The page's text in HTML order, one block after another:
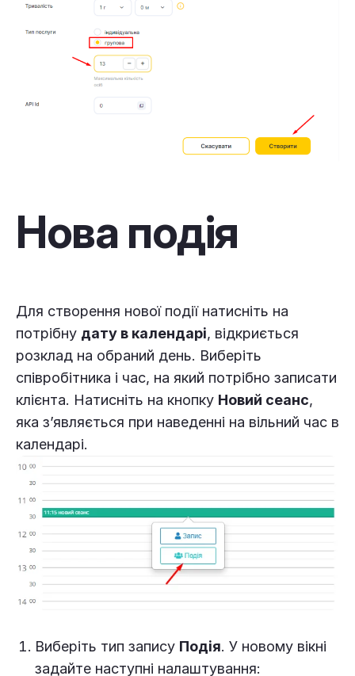
Нова подія
Для створення нової події натисніть на
потрібну дату в календарі, відкриється
розклад на обраний день. Виберіть
співробітника і час, на який потрібно записати
клієнта. Натисніть на кнопку Новий сеанс,
яка з’являється при наведенні на вільний час в
календарі.
Виберіть тип запису Подія. У новому вікні
задайте наступні налаштування: